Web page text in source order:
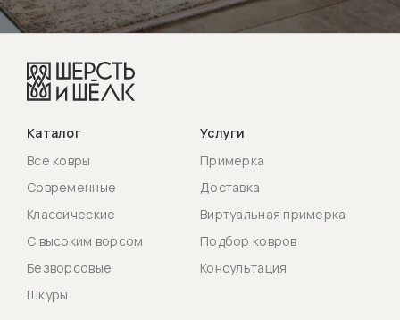
Каталог
Все ковры
Современные
Классические
С высоким ворсом
Безворсовые
Шкуры
Услуги
Примерка
Доставка
Виртуальная примерка
Подбор ковров
Консультация